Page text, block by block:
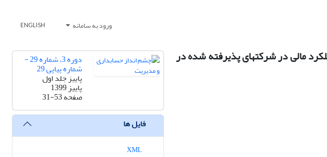
ورود به سامانه ENGLISH
مالی در شرکتهای پذیرفته شده در دوره 3، شماره 29 -
شماره پیاپی 29
پاییز جلد اول
پاییز 1399
صفحه31-53
فایل ها